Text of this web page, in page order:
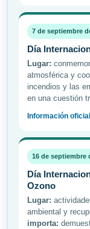
7 de septiembre
Día
Lugar:
atmosférica y
incendios y las
en una cuestión
Información
16 de septiembre
Día
Ozono
Lugar:
ambiental y
importa: